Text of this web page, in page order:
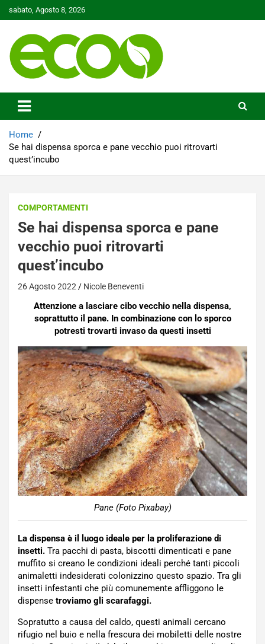
to
sabato, Agosto 8, 2026
Ecoo.it
Home
Se hai dispensa sporca e pane vecchio puoi ritrovarti
quest’incubo
COMPORTAMENTI
Se hai dispensa sporca e pane
vecchio puoi ritrovarti
quest’incubo
26 Agosto 2022 Nicole Beneventi
Attenzione a lasciare cibo vecchio nella dispensa,
soprattutto il pane. In combinazione con lo sporco
potresti trovarti invaso da questi insetti
Pane (Foto Pixabay)
La dispensa è il luogo ideale per la proliferazione di
insetti. Tra pacchi di pasta, biscotti dimenticati e pane
muffito si creano le condizioni ideali perché tanti piccoli
animaletti indesiderati colonizzino questo spazio. Tra gli
insetti infestanti che più comunemente affliggono le
dispense troviamo gli scarafaggi.
Sopratutto a causa del caldo, questi animali cercano
rifugio nel buio e nella frescura dei mobiletti delle nostre